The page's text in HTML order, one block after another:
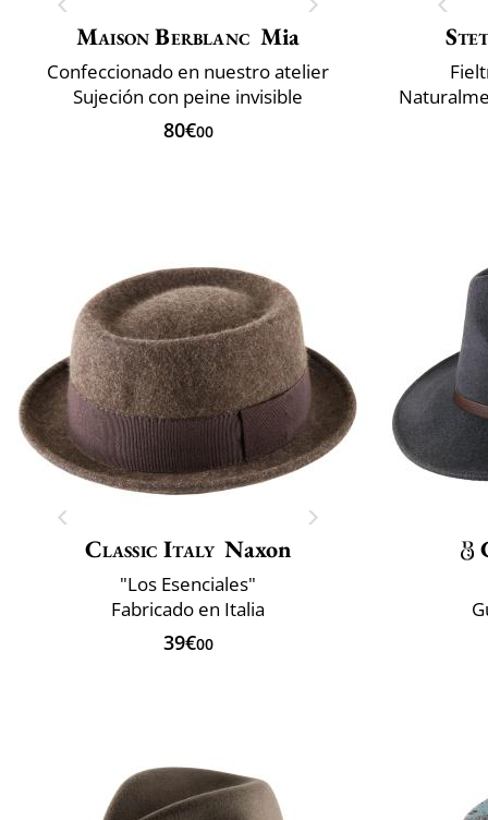
Maison Berblanc Mia
Confeccionado en nuestro atelier
Sujeción con peine invisible
80€00
Classic Italy Naxon
"Los Esenciales"
Fabricado en Italia
39€00